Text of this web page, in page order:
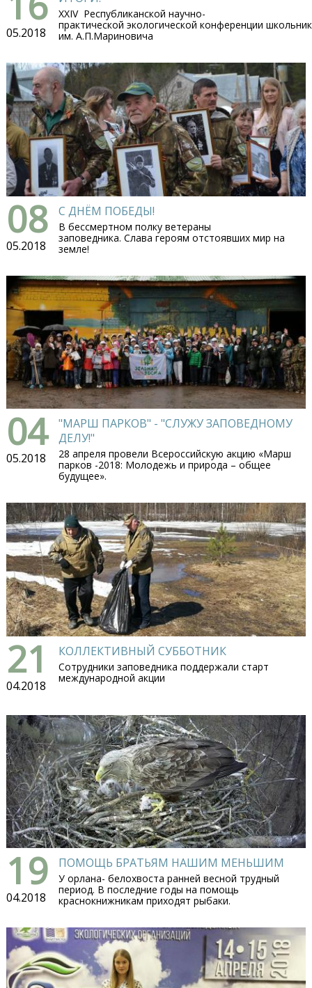
05.2018
XXIV Республиканской научно-
практической экологической конференции
им. А.П.Мариновича
08
05.2018
С ДНЁМ ПОБЕДЫ!
В бессмертном полку ветераны
заповедника. Слава героям отстоявших мир на
земле!
04
05.2018
"МАРШ ПАРКОВ" - "СЛУЖУ ЗАПОВЕДНОМУ
ДЕЛУ!"
28 апреля провели Всероссийскую акцию «Марш
парков -2018: Молодежь и природа – общее
будущее».
21
04.2018
КОЛЛЕКТИВНЫЙ СУББОТНИК
Сотрудники заповедника поддержали старт
международной акции
19
04.2018
ПОМОЩЬ БРАТЬЯМ НАШИМ МЕНЬШИМ
У орлана- белохвоста ранней весной трудный
период. В последние годы на помощь
краснокнижникам приходят рыбаки.